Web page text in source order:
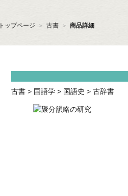
トップページ ＞ 古書 ＞ 商品詳細
古書 > 国語学 > 国語史 > 古辞書